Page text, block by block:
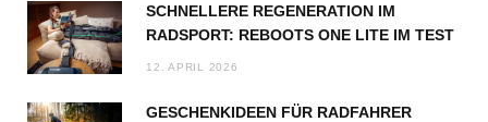
SCHNELLERE REGENERATION IM
RADSPORT: REBOOTS ONE LITE IM TEST
12. APRIL 2026
GESCHENKIDEEN FÜR RADFAHRER